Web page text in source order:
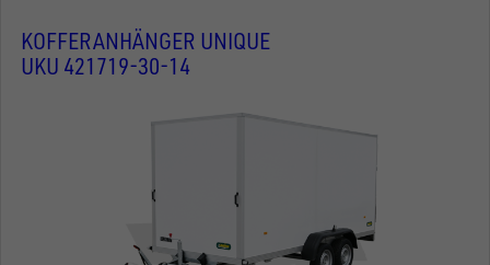
KOFFERANHÄNGER UNIQUE
UKU 421719-30-14